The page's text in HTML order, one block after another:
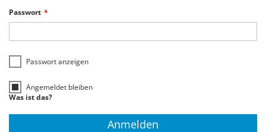
Passwort
Passwort anzeigen
Angemeldet bleiben
Was ist das?
Anmelden